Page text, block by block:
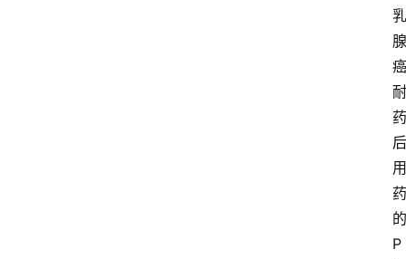
乳
腺
癌
耐
药
后
用
药
的
P